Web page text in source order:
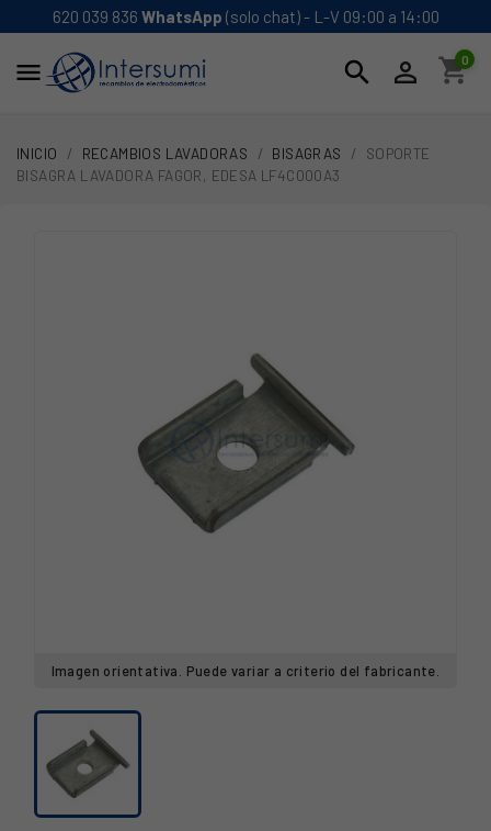
620 039 836 WhatsApp (solo chat) - L-V 09:00 a 14:00
 search  shopping_cart
0
INICIO RECAMBIOS LAVADORAS BISAGRAS
SOPORTE
BISAGRA LAVADORA FAGOR, EDESA LF4C000A3
Imagen orientativa. Puede variar a criterio del fabricante.